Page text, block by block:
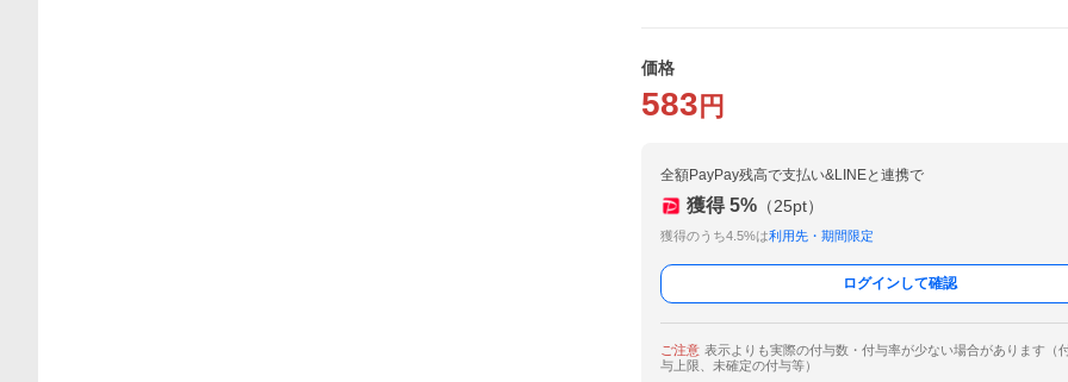
価格
583 円
全額PayPay残高で支払い&LINEと連携で
獲得 5% （25pt）
獲得のうち4.5%は利用先・期間限定
ログインして確認
ご注意 表示よりも実際の付与数・付与率が少ない場合があります（
与上限、未確定の付与等）